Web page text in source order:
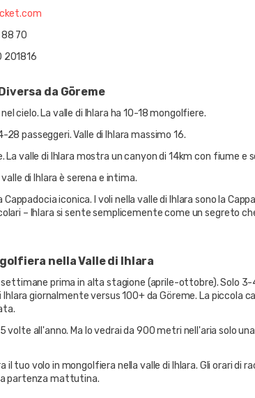
70
201816
da Göreme
cielo. La valle di Ihlara ha 10-18 mongolfiere.
passeggeri. Valle di Ihlara massimo 16.
valle di Ihlara mostra un canyon di 14km con fiume e
di Ihlara è serena e intima.
Cappadocia iconica. I voli nella valle di Ihlara sono la
– Ihlara si sente semplicemente come un segreto
nella Valle di Ihlara
prima in alta stagione (aprile-ottobre). Solo 3-
giornalmente versus 100+ da Göreme. La piccola
volte all'anno. Ma lo vedrai da 900 metri nell'aria solo
il tuo volo in mongolfiera nella valle di Ihlara. Gli orari di
partenza mattutina.